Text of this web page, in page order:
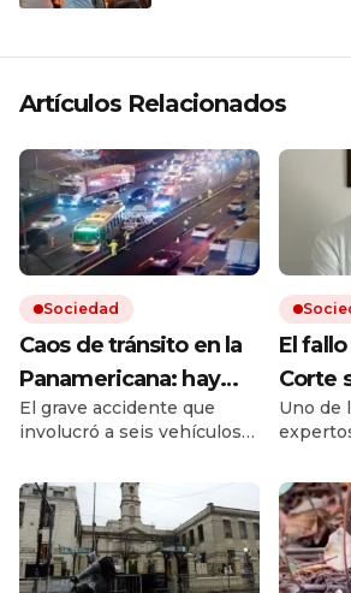
Artículos Relacionados
Sociedad
Caos de tránsito en la
Panamericana: hay
cinco heridos por un
choque múltiple
El grave accidente que
involucró a seis vehículos
25 de la autopista, en
sentido hacia la Provincia
de Buenos Aires. Hay
varios carriles cortados y
fuertes demoras para
El
Corte
de un
Uno de
sobre
barato
la